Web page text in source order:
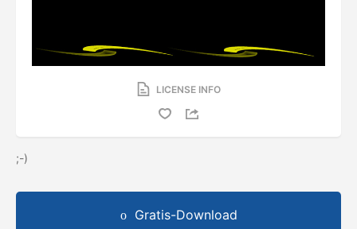
LICENSE INFO
;-)
Gratis-Download